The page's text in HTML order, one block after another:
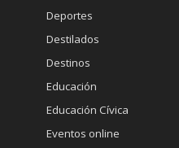
Deportes
Destilados
Destinos
Educación
Educación Cívica
Eventos online